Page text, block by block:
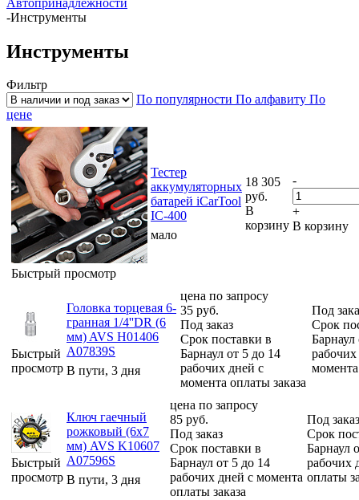
-Инструменты
Инструменты
Фильтр
По популярности По алфавиту По
цене
Быстрый просмотр
Тестер
аккумуляторных
батарей iCarTool
IC-400
мало
18 305
руб.
В
корзину
-
+
В корзину
Быстрый
просмотр
Головка торцевая 6-
гранная 1/4''DR (6
мм) AVS H01406
A07839S
В пути, 3 дня
цена по запросу
35 руб.
Под заказ
Срок поставки в
Барнаул от 5 до 14
рабочих дней с
момента оплаты заказа
Под
Срок
Барнаул
момента
Быстрый
просмотр
Ключ гаечный
рожковый (6х7
мм) AVS K10607
A07596S
В пути, 3 дня
цена по запросу
85 руб.
Под заказ
Срок поставки в
Барнаул от 5 до 14
рабочих дней с момента
оплаты заказа
Под заказ
Срок
Барнаул
рабочих
оплаты